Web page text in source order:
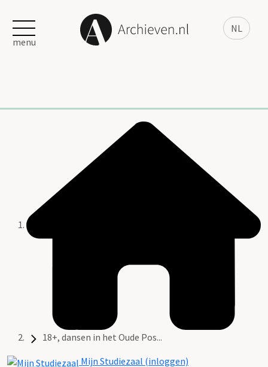
NL
menu
18+, dansen in het Oude Pos...
Mijn Studiezaal (inloggen)